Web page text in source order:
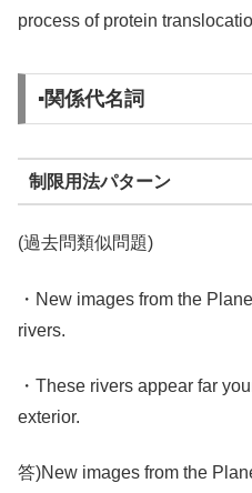
process of protein
▪️関係代名詞
制限用法パターン
(過去問類似問題)
・New images from the
rivers.
・These rivers appear far
exterior.
答)New images from the